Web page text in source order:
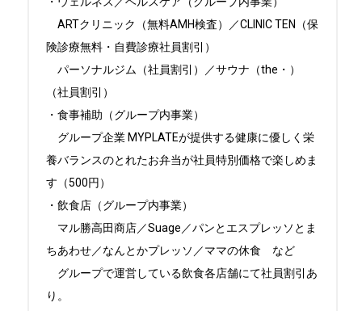
ARTクリニック（無料AMH検査）／CLINIC TEN（保
険診療無料・自費診療社員割引）
パーソナルジム（社員割引）／サウナ（the・）
（社員割引）
・食事補助（グループ内事業）
グループ企業 MYPLATEが提供する健康に優しく栄
養バランスのとれたお弁当が社員特別価格で楽しめま
す（500円）
・飲食店（グループ内事業）
マル勝高田商店／Suage／パンとエスプレッソとま
ちあわせ／なんとかプレッソ／ママの休食　など
グループで運営している飲食各店舗にて社員割引あ
り。